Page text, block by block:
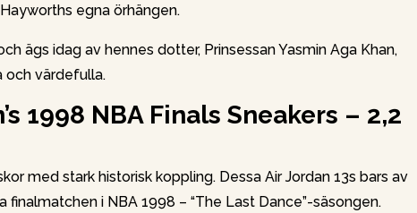
egna örhängen.
ägs idag av hennes dotter, Prinsessan Yasmin Aga Khan,
och värdefulla.
1998 NBA Finals Sneakers – 2,2
med stark historisk koppling. Dessa Air Jordan 13s bars av
finalmatchen i NBA 1998 – “The Last Dance”-säsongen.